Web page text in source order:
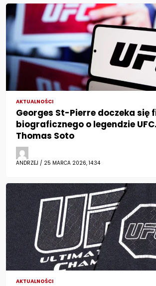
AKTUALNOŚCI
Georges St-Pierre doczeka się
biograficznego o legendzie
Thomas Soto
ANDRZEJ / 25 MARCA 2026, 14:34
AKTUALNOŚCI